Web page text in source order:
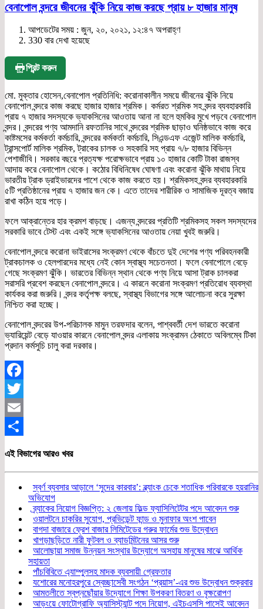
বেনাপোল বন্দরে জীবনের ঝুঁকি নিয়ে কাজ করছে প্রায় ৮ হাজার মানুষ
আপডেটের সময় : জুন, ২০, ২০২১, ১২:৪৭ অপরাহ্ণ
330 বার দেখা হয়েছে
প্রিন্ট করুন
মো. মুক্তার হোসেন,বেনাপোল প্রতিনিধি: করোনাকালীন সময়ে জীবনের ঝুঁকি নিয়ে
বেনাপোল বন্দরে কাজ করছে হাজার হাজার শ্রমিক। কর্মরত শ্রমিক সহ বন্দর ব্যবহারকারি
প্রায় ৭ হাজার সদস্যকে ভ্যাকসিনের আওতায় আনা না হলে হুমকির মুখে পড়বে বেনাপোল
বন্দর। বন্দরের পণ্য আমদানি রফতানির সাথে বন্দরের শ্রমিক ছাড়াও ঘনিষ্ঠভাবে কাজ করে
কাষ্টমসের কর্মকর্তা কর্মচারি, বন্দরের কর্মকর্তা কর্মচারি, সিএন্ডএফ এজেন্ট মালিক কর্মচারি,
ট্রান্সপোর্ট মালিক শ্রমিক, ট্রাকের চালক ও সহকারি সহ প্রায় ৭/৮ হাজার বিভিন্ন
পেশাজীবি। সরকার বছরে প্রত্যক্ষ পরোক্ষভাবে প্রায় ১০ হাজার কোটি টাকা রাজস্ব
আদায় করে বেনাপোল থেকে। কঠোর বিধিনিষেধ ঘোষণা এবং করোনা ঝুঁকি মাথায় নিয়ে
ভারতীয় ট্রাক ড্রাইভারদের পাশে থেকে কাজ করতে হয়। শ্রমিকসহ বন্দর ব্যবহারকারি
৫টি প্রতিষ্ঠানের প্রায় ৭ হাজার জন কে। এতে তাদের শারীরিক ও সামাজিক দূরত্ব বজায়
রাখা কঠিন হয়ে পড়ে।
ফলে আক্রান্তের হার ক্রমশ বাড়ছে। এজন্য বন্দরের প্রতিটি শ্রমিকসহ সকল সদস্যদের
সরকারি ভাবে টেস্ট এবং একই সঙ্গে ভ্যাকসিনের আওতায় নেয়া খুবই জরুরি।
বেনাপোল বন্দরে করোনা ভাইরাসের সংক্রমণ থেকে বাঁচতে দুই দেশের পণ্য পরিবহনকারী
ট্রাকচালক ও হেলপারদের মধ্যে নেই কোন স্বাস্থ্য সচেতনতা। ফলে বেনাপোলে বেড়ে
গেছে সংক্রমণ ঝুঁকি। ভারতের বিভিন্ন স্থান থেকে পণ্য নিয়ে আসা ট্রাক চালকরা
সরাসরি প্রবেশ করছেন বেনাপোল বন্দরে। এ কারনে করোনা সংক্রমণ প্রতিরোধ ব্যবস্থা
কার্যকর করা জরুরি। বন্দর কর্তৃপক্ষ বলছে, স্বাস্থ্য বিভাগের সঙ্গে আলোচনা করে সুরক্ষা
নিশ্চিত করা হচ্ছে।
বেনাপোল বন্দরের উপ-পরিচালক মামুন তরফদার বলেন, পাশ্ববর্তী দেশ ভারতে করোনা
ভ্যারিয়েন্ট বেড়ে যাওয়ার কারনে বেনাপোল বন্দর এলাকায় সংক্রামন ঠেকাতে অবিলম্বে টিকা
প্রদান কর্মসুচি চালু করা দরকার।
Facebook
Twitter
Email
এই বিভাগের আরও খবর
স্বর্ণ ব্যবসার আড়ালে ‘সুদের কারবার’: ব্ল্যাংক চেকে শতাধিক পরিবারকে হয়রানির
অভিযোগ
ব্র্যাকের নিয়োগ বিজ্ঞপ্তি: ২ জেলায় ফিল্ড ফ্যাসিলিটেটর পদে আবেদন শুরু
ওয়ালটনে চাকরির সুযোগ, প্রভিডেন্ট ফান্ড ও মুনাফার অংশ পাবেন
বাগদা বাজারে ফ্রেশ বাজার লিমিটেডের গরুর ফার্মের শুভ উদ্বোধন
খাগড়াছড়িতে নারী ফুটবল ও ব্যাডমিন্টনের আসর শুরু
আলোছায়া সমাজ উন্নয়ন সংস্থার উদ্যোগে অসহায় মানুষের মাঝে আর্থিক
সহায়তা
পাঁচবিবিতে এ্যাম্পুলসহ মাদক ব্যবসায়ী গ্রেফতার
যশোরের মনোহরপুরে স্বেচ্ছাসেবী সংগঠন ‘প্রয়াস’-এর শুভ উদ্বোধন শুক্রবার
আমতলীতে স্বপ্নছোঁয়ার উদ্যোগে শিক্ষা উপকরণ বিতরণ ও বৃক্ষরোপণ
আড়ংয়ে ফোটোগ্রাফি অ্যাসিস্ট্যান্ট পদে নিয়োগ, এইচএসসি পাসেই আবেদন